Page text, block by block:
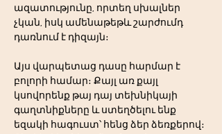
ազատությունը, որտեղ սխալներ
չկան, իսկ ամենաթեթև շարժումդ
դառնում է դիզայն։
Այս վարպետաց դասը հարմար է
բոլորի համար։ Քայլ առ քայլ
կսովորենք թայ դայ տեխնիկայի
գաղտնիքները և ստեղծելու ենք
եզակի հագուստ՝ հենց ձեր ձեռքերով։